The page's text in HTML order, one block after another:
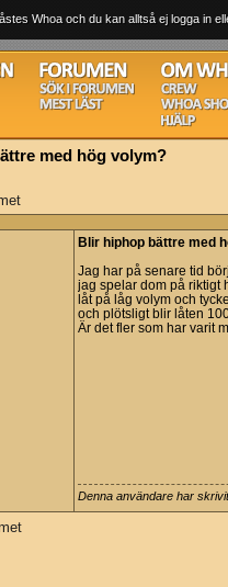
Whoa och du kan alltså ej logga in
med hög volym?
Blir hiphop bättre med
Jag har på senare tid
jag spelar dom på riktigt
låt på låg volym och
och plötsligt blir låten
Är det fler som har varit
Denna användare har